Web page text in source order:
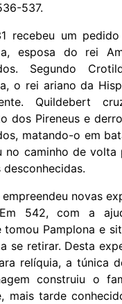
537.
recebeu um
esposa do rei
Segundo
o rei ariano da
Quildebert
dos Pireneus e
matando-o em
no caminho de volta
desconhecidas.
novas
542, com a
tomou Pamplona e
se retirar. Desta
relíquia, a túnica
construiu o
mais tarde